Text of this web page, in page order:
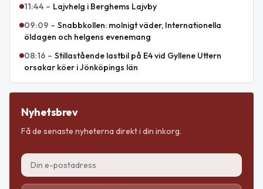
11:44 – Lajvhelg i Berghems Lajvby
09:09 – Snabbkollen: molnigt väder, Internationella
öldagen och helgens evenemang
08:16 – Stillastående lastbil på E4 vid Gyllene Uttern
orsakar köer i Jönköpings län
Nyhetsbrev
Få de senaste nyheterna direkt i din inkorg.